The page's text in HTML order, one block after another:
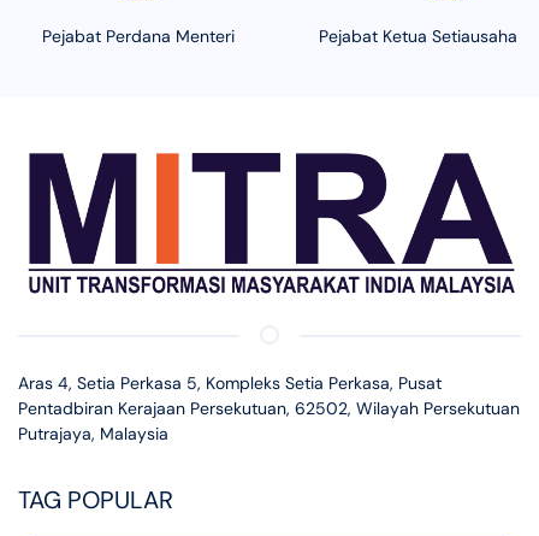
Pejabat Perdana Menteri Pejabat Ketua Setiausaha
Aras 4, Setia Perkasa 5, Kompleks Setia Perkasa, Pusat
Pentadbiran Kerajaan Persekutuan, 62502, Wilayah Persekutuan
Putrajaya, Malaysia
TAG POPULAR